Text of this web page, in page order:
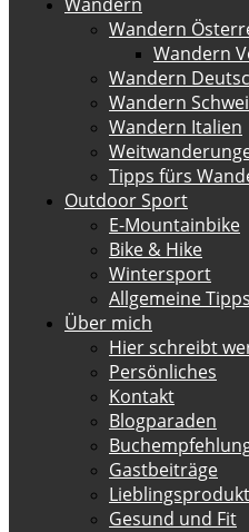
Wandern
Wandern
Wandern
Wandern
Wandern Italien
Tipps fürs
Outdoor Sport
E-Mountainbike
Bike & Hike
Wintersport
Allgemeine Tipps
Über mich
Hier schreibt
Persönliches
Kontakt
Blogparaden
Gastbeiträge
Gesund und Fit